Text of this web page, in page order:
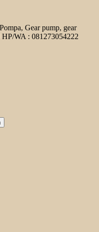
Gear pump, gear
WA : 081273054222